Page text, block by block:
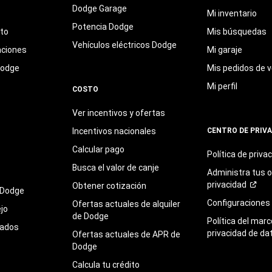
Dodge Garage
Potencia Dodge
Vehículos eléctricos Dodge
COSTO
Ver incentivos y ofertas
Incentivos nacionales
Calcular pago
Busca el valor de canje
Obtener cotización
Ofertas actuales de alquiler
de Dodge
Ofertas actuales de APR de
Dodge
Calcula tu crédito
Mi inventario
Mis búsquedas
Mi garaje
Mis pedidos de
Mi perfil
CENTRO DE
Política de
Administra tus
privacidad
Configuraciones
Política del
privacidad de